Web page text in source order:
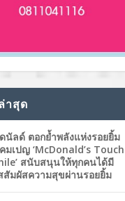
าสุด
นัลด์ ตอกย้ำพลังแห่งรอยยิ้ม
มเปญ ‘McDonald’s Touch
สนับสนุนให้ทุกคนได้มี
สัมผัสความสุขผ่านรอยยิ้ม